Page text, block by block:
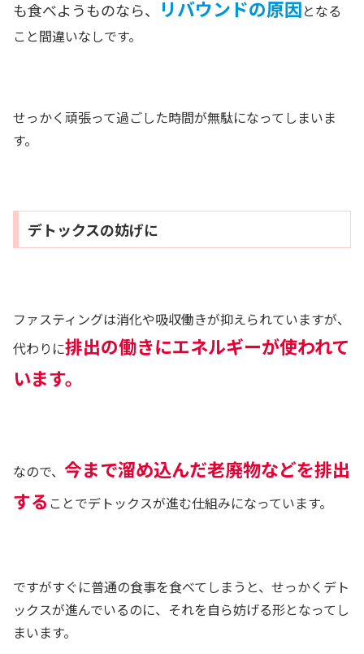
も食べようものなら、 リバウンドの原因となる
こと間違いなしです。
せっかく頑張って過ごした時間が無駄になってしまいま
す。
デトックスの妨げに
ファスティングは消化や吸収働きが抑えられていますが、
代わりに排出の働きにエネルギーが使われて
います。
なので、 今まで溜め込んだ老廃物などを排出
する ことでデトックスが進む仕組みになっています。
ですがすぐに普通の食事を食べてしまうと、せっかくデト
ックスが進んでいるのに、それを自ら妨げる形となってし
まいます。